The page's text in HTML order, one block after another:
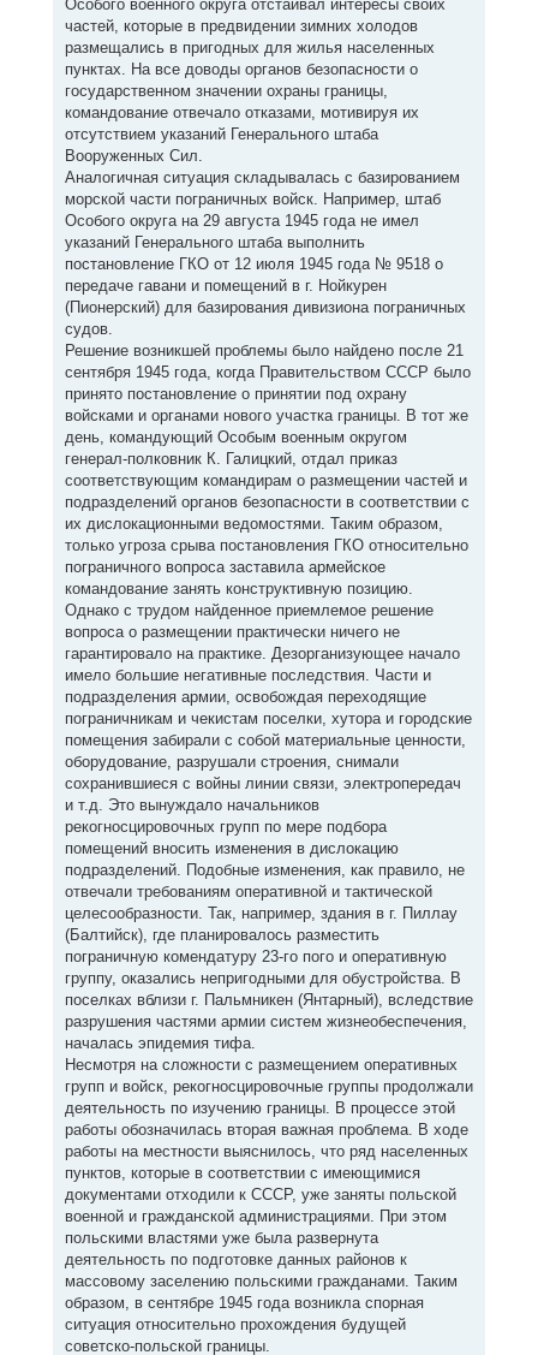
Особого военного округа отстаивал интересы своих
частей, которые в предвидении зимних холодов
размещались в пригодных для жилья населенных
пунктах. На все доводы органов безопасности о
государственном значении охраны границы,
командование отвечало отказами, мотивируя их
отсутствием указаний Генерального штаба
Вооруженных Сил.
Аналогичная ситуация складывалась с базированием
морской части пограничных войск. Например, штаб
Особого округа на 29 августа 1945 года не имел
указаний Генерального штаба выполнить
постановление ГКО от 12 июля 1945 года № 9518 о
передаче гавани и помещений в г. Нойкурен
(Пионерский) для базирования дивизиона пограничных
судов.
Решение возникшей проблемы было найдено после 21
сентября 1945 года, когда Правительством СССР было
принято постановление о принятии под охрану
войсками и органами нового участка границы. В тот же
день, командующий Особым военным округом
генерал-полковник К. Галицкий, отдал приказ
соответствующим командирам о размещении частей и
подразделений органов безопасности в соответствии с
их дислокационными ведомостями. Таким образом,
только угроза срыва постановления ГКО относительно
пограничного вопроса заставила армейское
командование занять конструктивную позицию.
Однако с трудом найденное приемлемое решение
вопроса о размещении практически ничего не
гарантировало на практике. Дезорганизующее начало
имело большие негативные последствия. Части и
подразделения армии, освобождая переходящие
пограничникам и чекистам поселки, хутора и городские
помещения забирали с собой материальные ценности,
оборудование, разрушали строения, снимали
сохранившиеся с войны линии связи, электропередач
и т.д. Это вынуждало начальников
рекогносцировочных групп по мере подбора
помещений вносить изменения в дислокацию
подразделений. Подобные изменения, как правило, не
отвечали требованиям оперативной и тактической
целесообразности. Так, например, здания в г. Пиллау
(Балтийск), где планировалось разместить
пограничную комендатуру 23-го пого и оперативную
группу, оказались непригодными для обустройства. В
поселках вблизи г. Пальмникен (Янтарный), вследствие
разрушения частями армии систем жизнеобеспечения,
началась эпидемия тифа.
Несмотря на сложности с размещением оперативных
групп и войск, рекогносцировочные группы продолжали
деятельность по изучению границы. В процессе этой
работы обозначилась вторая важная проблема. В ходе
работы на местности выяснилось, что ряд населенных
пунктов, которые в соответствии с имеющимися
документами отходили к СССР, уже заняты польской
военной и гражданской администрациями. При этом
польскими властями уже была развернута
деятельность по подготовке данных районов к
массовому заселению польскими гражданами. Таким
образом, в сентябре 1945 года возникла спорная
ситуация относительно прохождения будущей
советско-польской границы.